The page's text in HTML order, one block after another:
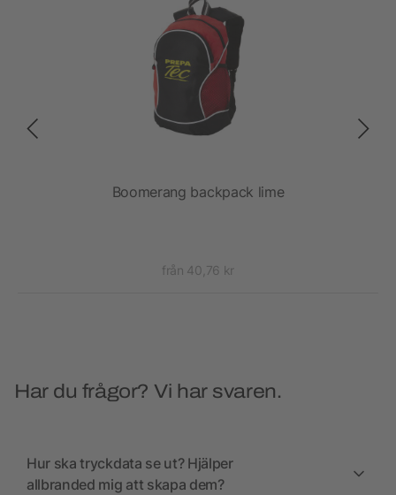
Boomerang backpack lime
från 40,76 kr
Har du frågor? Vi har svaren.
Hur ska tryckdata se ut? Hjälper
allbranded mig att skapa dem?